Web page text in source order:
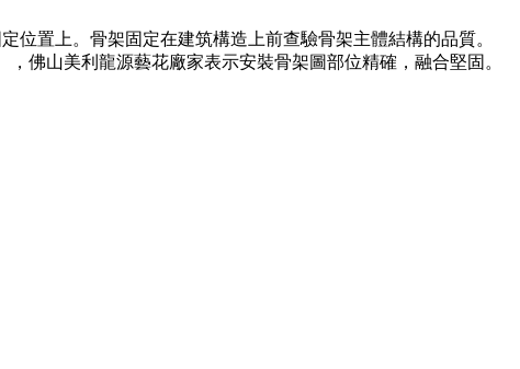
置上。骨架固定在建筑構造上前查驗骨架主體結構的品質。
佛山美利龍源藝花廠家表示安裝骨架圖部位精確，融合堅固。